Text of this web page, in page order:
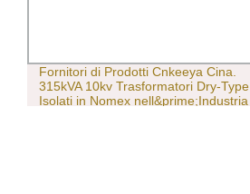
Fornitori di Prodotti Cnkeeya Cina.
315kVA 10kv Trasformatori Dry-Type
Isolati in Nomex nell&prime;Industria